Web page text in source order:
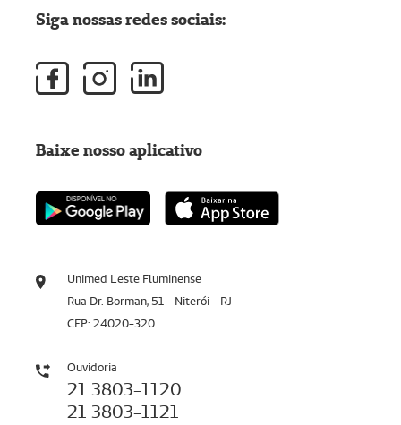
Unimed Leste Fluminense
Rua Dr. Borman, 51 - Niterói - RJ
CEP: 24020-320
Ouvidoria
21 3803-1120
21 3803-1121
Siga nossas redes sociais:
Baixe nosso aplicativo